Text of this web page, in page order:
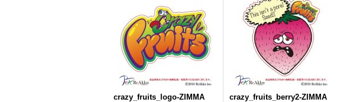
crazy_fruits_logo-ZIMMA
crazy_fruits_berry2-ZIMMA